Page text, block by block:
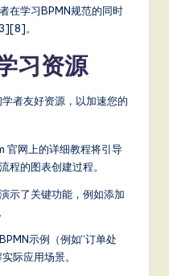
在学习BPMN规范的同时
。
习资源
者友好资源，以加速您的
官网上的详细教程将引导
程的图表创建过程。
示了关键功能，例如添加
示例（例如“订单处
际应用场景。